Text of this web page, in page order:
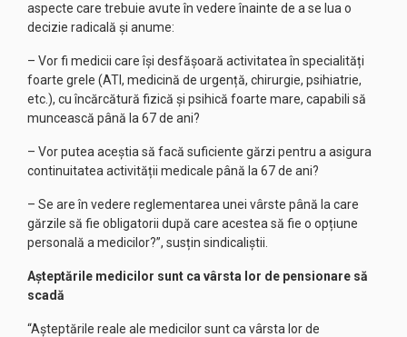
aspecte care trebuie avute în vedere înainte de a se lua o
decizie radicală și anume:
– Vor fi medicii care își desfășoară activitatea în specialități
foarte grele (ATI, medicină de urgență, chirurgie, psihiatrie,
etc.), cu încărcătură fizică și psihică foarte mare, capabili să
muncească până la 67 de ani?
– Vor putea aceștia să facă suficiente gărzi pentru a asigura
continuitatea activității medicale până la 67 de ani?
– Se are în vedere reglementarea unei vârste până la care
gărzile să fie obligatorii după care acestea să fie o opțiune
personală a medicilor?”, susțin sindicaliștii.
Așteptările medicilor sunt ca vârsta lor de pensionare să
scadă
“Așteptările reale ale medicilor sunt ca vârsta lor de